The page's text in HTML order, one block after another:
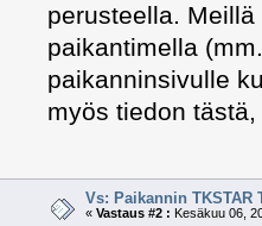
perusteella.
paikantimella
paikanninsivulle
myös tiedon
Vs: Paikannin TKSTAR
«Vastaus #2 : Kesäkuu 06,